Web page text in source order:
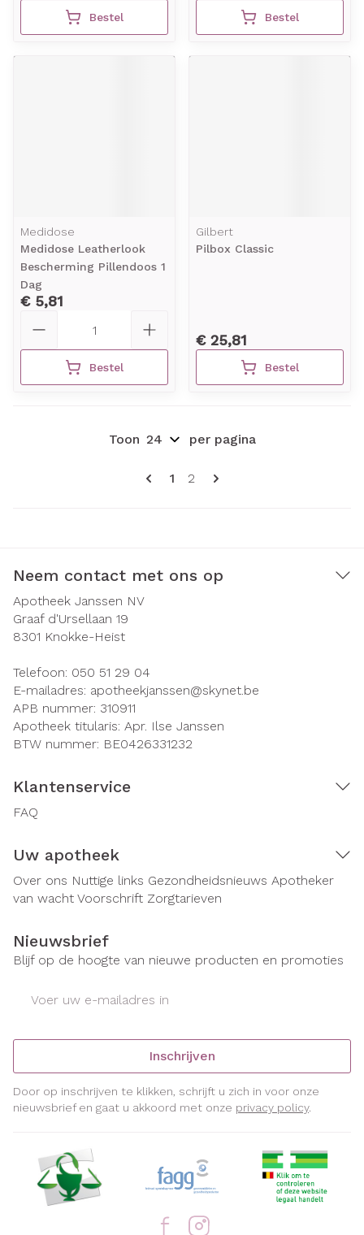
Bestel Bestel
Medidose
Medidose Leatherlook
Bescherming Pillendoos 1
Dag
€ 5,81
Bestel
Gilbert
Pilbox Classic
€ 25,81
Bestel
Pagina's
U lees momenteel pagina
1 Pagina
2
Toon per pagina
Neem contact met ons op
Apotheek Janssen NV
Graaf d'Ursellaan 19
8301 Knokke-Heist
Telefoon: 050 51 29 04
E-mailadres: apotheekjanssen@skynet.be
APB nummer: 310911
Apotheek titularis: Apr. Ilse Janssen
BTW nummer: BE0426331232
Klantenservice
FAQ
Uw apotheek
Over ons Nuttige links Gezondheidsnieuws Apotheker
van wacht Voorschrift Zorgtarieven
Nieuwsbrief
Blijf op de hoogte van nieuwe producten en promoties
Inschrijven
Door op inschrijven te klikken, schrijft u zich in voor onze
nieuwsbrief en gaat u akkoord met onze privacy policy.